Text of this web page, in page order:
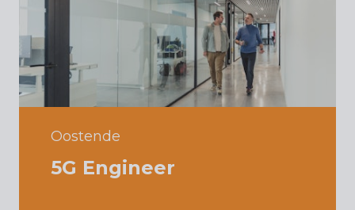
Oostende
5G Engineer